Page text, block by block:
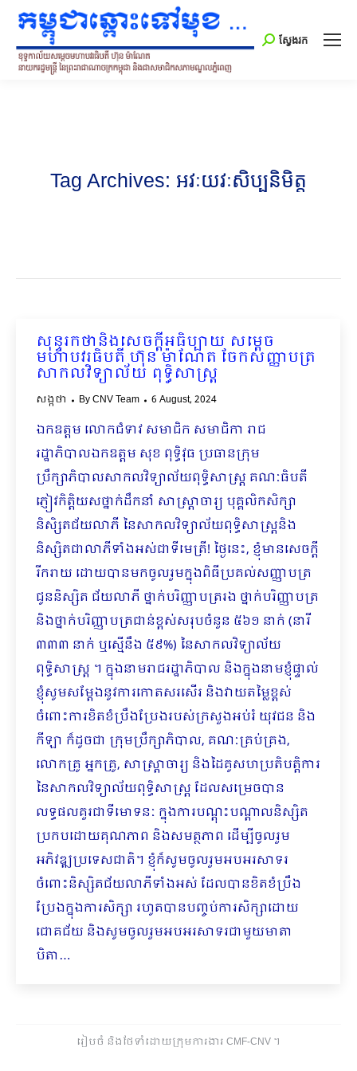
Search:
ស្វែងរក
Tag Archives: អវៈយវៈសិប្បនិមិត្ត
សុន្ទរកថានិងសេចក្ដីអធិប្បាយ សម្ដេច
មហាបវរធិបតី ហ៊ុន​ ម៉ាណែត ចែកសញ្ញាបត្រ
សាកលវិទ្យាល័យ ពុទ្ធិសាស្ត្រ
សង្កថា ByCNV Team 6 August, 2024
ឯកឧត្តម លោកជំទាវ សមាជិក សមាជិកា រាជ
រដ្ឋាភិបាលឯកឧត្តម សុខ ពុទ្ធិវុធ ប្រធានក្រុម
ប្រឹក្សាភិបាលសាកលវិទ្យាល័យពុទ្ធិសាស្ត្រ គណៈធិបតី
ភ្ញៀវកិត្តិយសថ្នាក់ដឹកនាំ​ សាស្រ្តាចារ្យ បុគ្គលិកសិក្សា ​
និសិ្សតជ័យលាភី នៃសាកលវិទ្យាល័យពុទ្ធិសាស្ត្រនិង
និស្សិតជាលាភីទាំងអស់ជាទីមេត្រី! ថ្ងៃនេះ, ខ្ញុំមានសេចក្តី
រីករាយ ដោយបានមកចូលរួមក្នុងពិធីប្រគល់សញ្ញាបត្រ
ជូននិស្សិត ជ័យលាភី ថ្នាក់បរិញ្ញាបត្ររង ថ្នាក់បរិញ្ញាបត្រ
និងថ្នាក់បរិញ្ញាបត្រជាន់ខ្ពស់សរុបចំនួន ៥៦១ នាក់ (នារី
៣៣៣ នាក់ ឬស្មើនឹង​ ៥៩%) នៃសាកលវិទ្យាល័យ
ពុទ្ធិសាស្ត្រ ។ ក្នុងនាមរាជរដ្ឋាភិបាល និងក្នុងនាមខ្ញុំផ្ទាល់
ខ្ញុំសូមសម្តែងនូវការកោតសរសើរ និងវាយតម្លៃខ្ពស់
ចំពោះកា​រខិតខំប្រឹងប្រែងរបស់ក្រសួងអប់រំ យុវជន និង
កីឡា ក៏ដូចជា ក្រុមប្រឹក្សាភិបាល, គណៈគ្រប់គ្រង,
លោកគ្រូ អ្នកគ្រូ, សាស្រ្តាចារ្យ និងដៃគូសហប្រតិបត្តិការ
នៃសាកលវិទ្យាល័យពុទ្ធិសាស្ត្រ​ ដែលសម្រេចបាន
លទ្ធផលគួរជាទីមោទនៈ ក្នុងការបណ្តុះបណ្តាលនិស្សិត
ប្រកបដោយគុណភាព និងសមត្ថភាព ដើម្បីចូលរួម
អភិវឌ្ឍប្រទេសជាតិ។ ខ្ញុំ​ក៏សូម​ចូលរួមអបអរសាទរ
ចំពោះនិស្សិតជ័យលាភីទាំងអស់ ដែលបានខិតខំប្រឹង
ប្រែងក្នុងការសិក្សា រហូតបានបញ្ចប់ការសិក្សាដោយ
ជោគជ័យ និងសូមចូលរួមអបអរសាទរជាមួយមាតា
បិតា…
រៀបចំ និងថែទាំដោយក្រុមការងារ CMF-CNV ​។